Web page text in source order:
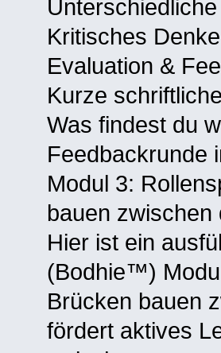
Kritisches
Evaluation &
Kurze
Was findest du
Feedbackrunde
Modul 3:
bauen zwischen
Hier ist ein
(Bodhie™)
Brücken bauen
fördert aktives